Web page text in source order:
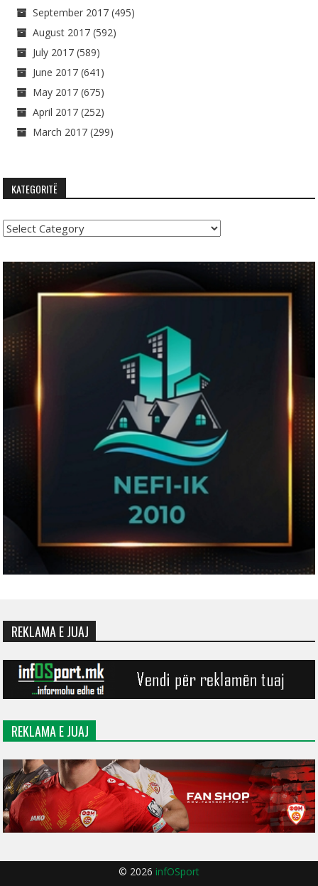
September 2017 (495)
August 2017 (592)
July 2017 (589)
June 2017 (641)
May 2017 (675)
April 2017 (252)
March 2017 (299)
KATEGORITË
Kategoritë
REKLAMA E JUAJ
REKLAMA E JUAJ
© 2026 infOSport